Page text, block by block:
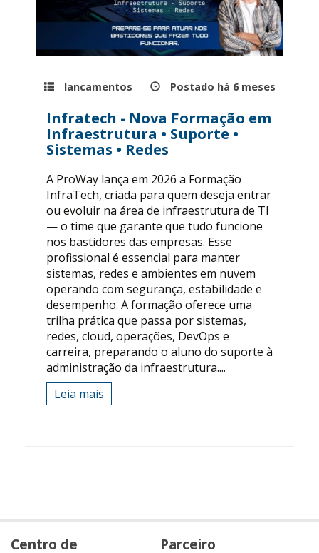
lancamentos Postado há 6 meses
Infratech - Nova Formação em
Infraestrutura • Suporte •
Sistemas • Redes
A ProWay lança em 2026 a Formação
InfraTech, criada para quem deseja entrar
ou evoluir na área de infraestrutura de TI
— o time que garante que tudo funcione
nos bastidores das empresas. Esse
profissional é essencial para manter
sistemas, redes e ambientes em nuvem
operando com segurança, estabilidade e
desempenho. A formação oferece uma
trilha prática que passa por sistemas,
redes, cloud, operações, DevOps e
carreira, preparando o aluno do suporte à
administração da infraestrutura....
Leia mais
Centro de Parceiro